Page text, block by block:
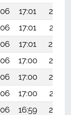
17:01
20:22
17:01
20:21
17:01
20:20
17:00
20:19
17:00
20:18
17:00
20:17
16:59
20:16